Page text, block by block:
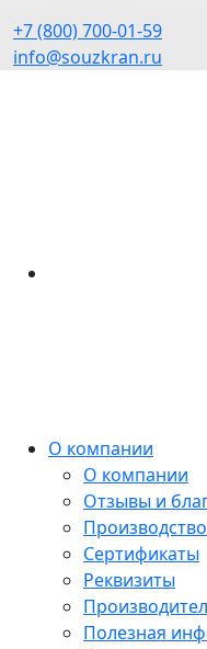
+7 (800) 700-01-59
info@souzkran.ru
О компании
О компании
Отзывы и
Производство
Сертификаты
Реквизиты
Полезная